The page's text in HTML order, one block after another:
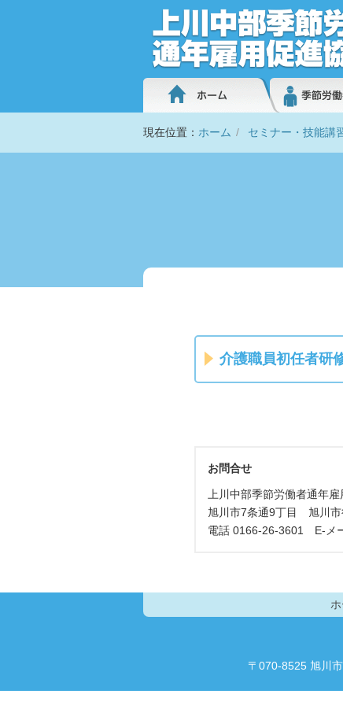
現在位置： ホーム セミナー・技能講
介護職員初任者研
お問合せ
上川中部季節労働者通年
旭川市7条通9丁目 旭川市
電話 0166-26-3601 E-メ
〒070-8525 旭川